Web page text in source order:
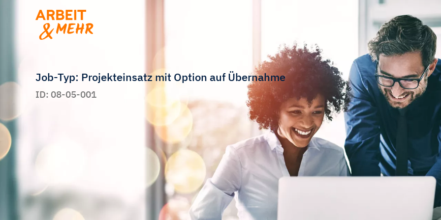
Job-Typ: Projekteinsatz mit Option auf Übernahme
ID: 08-05-001